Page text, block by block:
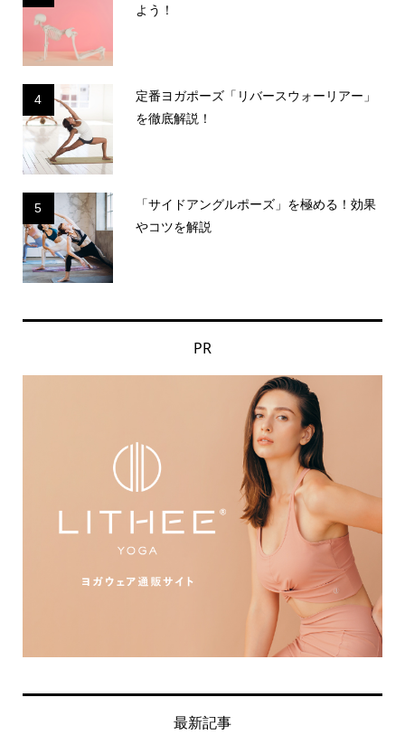
よう！
4
定番ヨガポーズ「リバースウォーリアー」
を徹底解説！
5
「サイドアングルポーズ」を極める！効果
やコツを解説
PR
最新記事